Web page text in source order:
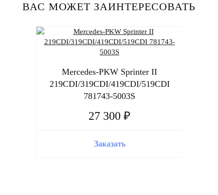
ВАС МОЖЕТ ЗАИНТЕРЕСОВАТЬ
Mercedes-PKW Sprinter II
219CDI/319CDI/419CDI/519CDI
781743-5003S
27 300 ₽
Заказать